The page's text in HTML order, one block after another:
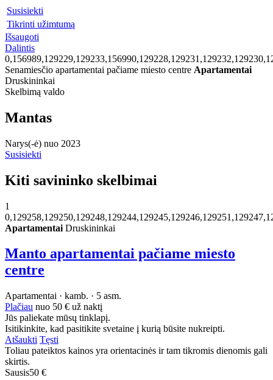
Susisiekti
Tikrinti užimtumą
Išsaugoti
Dalintis
Senamiesčio apartamentai pačiame miesto centre Apartamentai
Druskininkai
Skelbimą valdo
Mantas
Narys(-ė) nuo 2023
Susisiekti
Kiti savininko skelbimai
1
Apartamentai Druskininkai
Manto apartamentai pačiame miesto
centre
Apartamentai · kamb. · 5 asm.
Plačiau nuo 50 € už naktį
Jūs paliekate mūsų tinklapį.
Isitikinkite, kad pasitikite svetaine į kurią būsite nukreipti.
Atšaukti Tęsti
Toliau pateiktos kainos yra orientacinės ir tam tikromis dienomis gali
skirtis.
Sausis50 €